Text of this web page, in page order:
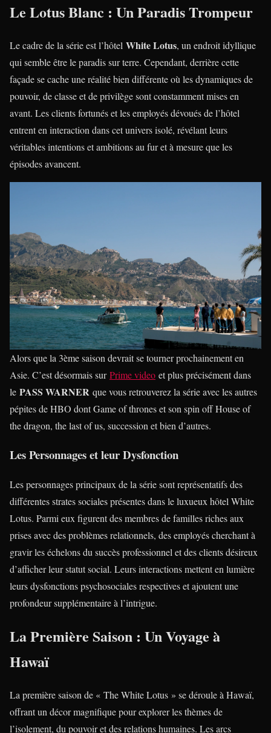
Le Lotus Blanc : Un Paradis Trompeur
Le cadre de la série est l’hôtel White Lotus, un endroit idyllique
qui semble être le paradis sur terre. Cependant, derrière cette
façade se cache une réalité bien différente où les dynamiques de
pouvoir, de classe et de privilège sont constamment mises en
avant. Les clients fortunés et les employés dévoués de l’hôtel
entrent en interaction dans cet univers isolé, révélant leurs
véritables intentions et ambitions au fur et à mesure que les
épisodes avancent.
Alors que la 3ème saison devrait se tourner prochainement en
Asie. C’est désormais surPrime video et plus précisément dans
le PASS WARNER que vous retrouverez la série avec les autres
pépites de HBO dont Game of thrones et son spin off House of
the dragon, the last of us, succession et bien d’autres.
Les Personnages et leur Dysfonction
Les personnages principaux de la série sont représentatifs des
différentes strates sociales présentes dans le luxueux hôtel White
Lotus. Parmi eux figurent des membres de familles riches aux
prises avec des problèmes relationnels, des employés cherchant à
gravir les échelons du succès professionnel et des clients désireux
d’afficher leur statut social. Leurs interactions mettent en lumière
leurs dysfonctions psychosociales respectives et ajoutent une
profondeur supplémentaire à l’intrigue.
La Première Saison : Un Voyage à
Hawaï
La première saison de « The White Lotus » se déroule à Hawaï,
offrant un décor magnifique pour explorer les thèmes de
l’isolement, du pouvoir et des relations humaines. Les arcs